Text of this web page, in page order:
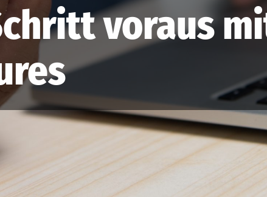
voraus